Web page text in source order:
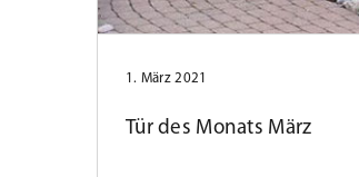
1. März 2021
Tür des Monats März